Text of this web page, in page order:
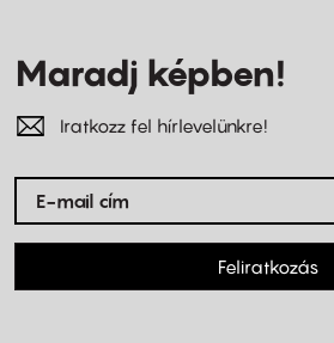
Maradj képben!
Iratkozz fel hírlevelünkre!
Feliratkozás